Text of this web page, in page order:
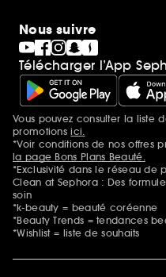
Nous suivre
Télécharger l’App
Mentions
Vous pouvez consulter la liste
promotionsici.
*Voir conditions de nos offres
la page Bons Plans Beauté.
*Exclusivité dans le réseau de
Clean at Sephora : Des
soin
*k-beauty = beauté coréenne
*Beauty Trends = tendances
*Wishlist = liste de souhaits